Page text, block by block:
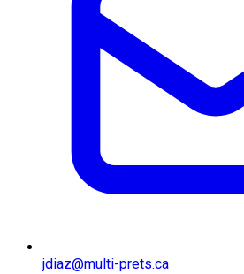
jdiaz@multi-prets.ca